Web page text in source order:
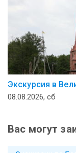
Экскурсия в
08.08.2026, сб
Вас могут